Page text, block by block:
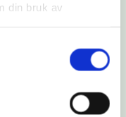
din bruk av